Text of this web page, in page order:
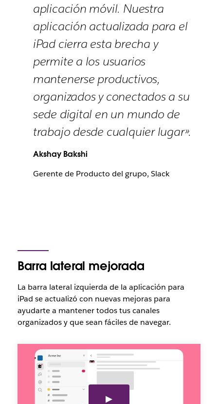
aplicación móvil. Nuestra
aplicación actualizada para el
iPad cierra esta brecha y
permite a los usuarios
mantenerse productivos,
organizados y conectados a su
sede digital en un mundo de
trabajo desde cualquier lugar».
Akshay Bakshi
Gerente de Producto del grupo, Slack
Barra lateral mejorada
La barra lateral izquierda de la aplicación para
iPad se actualizó con nuevas mejoras para
ayudarte a mantener todos tus canales
organizados y que sean fáciles de navegar.
nueva
barra
lateral
izquierda